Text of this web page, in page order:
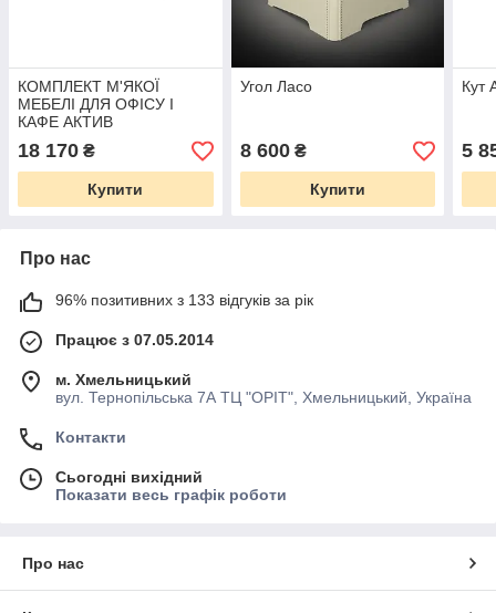
КОМПЛЕКТ М'ЯКОЇ
МЕБЕЛІ ДЛЯ ОФІСУ І
КАФЕ АКТИВ
18 170 ₴
Купити
Угол Ласо
8 600₴
Купити
Кут
5
Про нас
96% позитивних з 133 відгуків за рік
Працює з 07.05.2014
м. Хмельницький
вул. Тернопільська 7А ТЦ "ОРІТ", Хмельницький, Україна
Контакти
Сьогодні вихідний
Показати весь графік роботи
Про нас